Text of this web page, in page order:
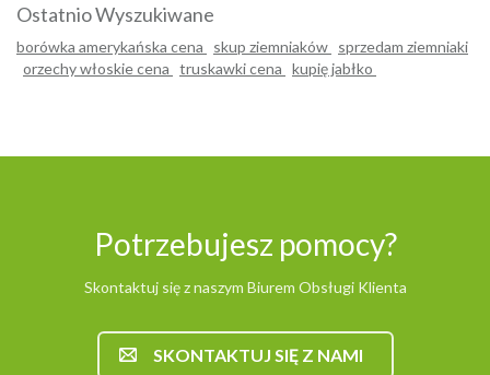
Ostatnio Wyszukiwane
borówka amerykańska cena skup ziemniaków sprzedam ziemniaki
orzechy włoskie cena truskawki cena kupię jabłko
Potrzebujesz pomocy?
Skontaktuj się z naszym Biurem Obsługi Klienta
SKONTAKTUJ SIĘ Z NAMI